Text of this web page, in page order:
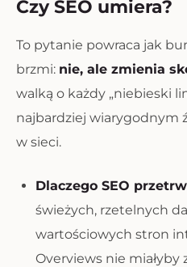
Czy SEO umiera?
To pytanie powraca jak
brzmi: nie, ale zmienia
walką o każdy „niebieski
najbardziej wiarygodnym
w sieci.
Dlaczego SEO
świeżych, rzetelnych
wartościowych stron
Overviews nie miałyby